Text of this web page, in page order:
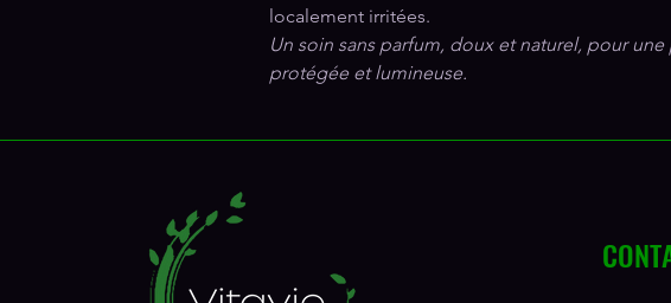
localement irritées.
Un soin sans parfum, doux et naturel, pour une
protégée et lumineuse.